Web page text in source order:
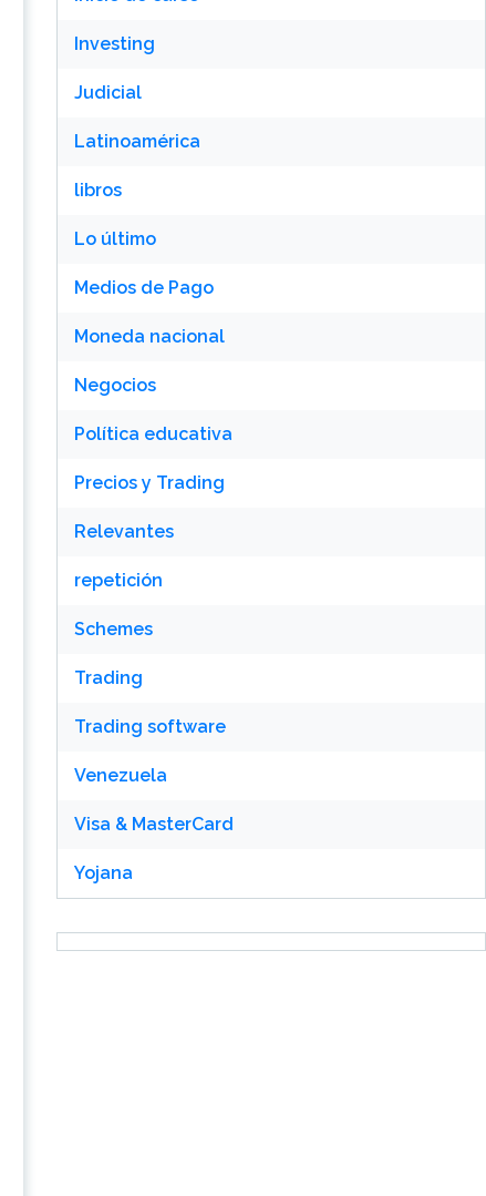
Investing
Judicial
Latinoamérica
libros
Lo último
Medios de Pago
Moneda nacional
Negocios
Política educativa
Precios y Trading
Relevantes
repetición
Schemes
Trading
Trading software
Venezuela
Visa & MasterCard
Yojana